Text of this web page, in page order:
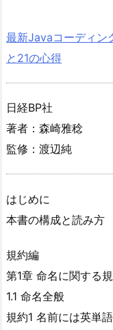
最新Javaコーディ
と21の心得
日経BP社
著者：森崎雅稔
監修：渡辺純
はじめに
本書の構成と読み方
規約編
第1章 命名に関する
1.1 命名全般
規約1 名前には英単